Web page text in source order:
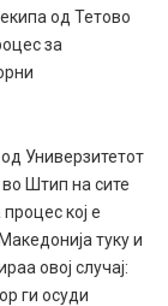
од Тетово
за
Универзитетот
Штип на сите
кој е
туку и
овој случај:
ги осуди